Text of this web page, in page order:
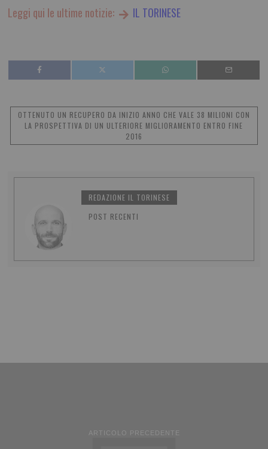
Leggi qui le ultime notizie: IL TORINESE
OTTENUTO UN RECUPERO DA INIZIO ANNO CHE VALE 38 MILIONI CON
LA PROSPETTIVA DI UN ULTERIORE MIGLIORAMENTO ENTRO FINE
2016
REDAZIONE IL TORINESE
POST RECENTI
ARTICOLO PRECEDENTE